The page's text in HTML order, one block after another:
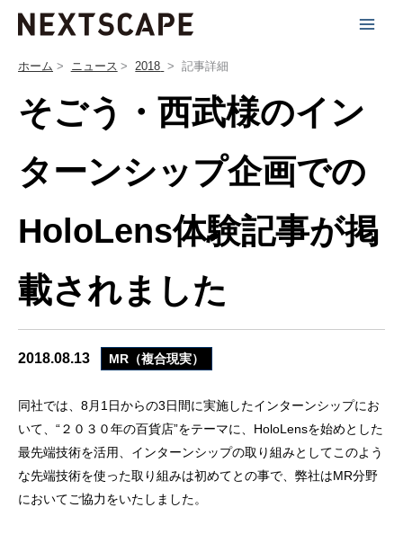
ホーム ニュース 2018 記事詳細
そごう・西武様のイン
ターンシップ企画での
HoloLens体験記事が掲
載されました
2018.08.13 MR（複合現実）
同社では、8月1日からの3日間に実施したインターンシップにお
いて、“２０３０年の百貨店”をテーマに、HoloLensを始めとした
最先端技術を活用、インターンシップの取り組みとしてこのよう
な先端技術を使った取り組みは初めてとの事で、弊社はMR分野
においてご協力をいたしました。